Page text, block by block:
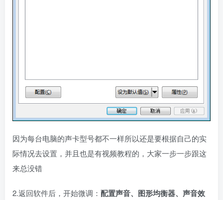
因为每台电脑的声卡型号都不一样所以还是要根据自己的实
际情况去设置，并且也是有视频教程的，大家一步一步跟这
来总没错
2.返回软件后，开始微调： 配置声音、图形均衡器、声音效